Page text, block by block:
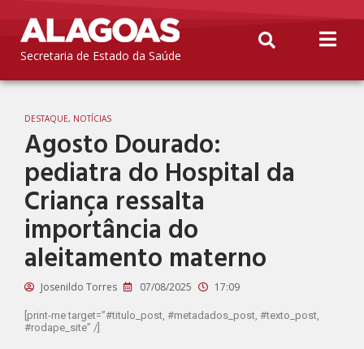
Secretaria de Estado da Saúde
DESTAQUE, NOTÍCIAS
Agosto Dourado:
pediatra do Hospital da
Criança ressalta
importância do
aleitamento materno
Josenildo Torres 07/08/2025 17:09
[print-me target=”#titulo_post, #metadados_post, #texto_post,
#rodape_site” /]